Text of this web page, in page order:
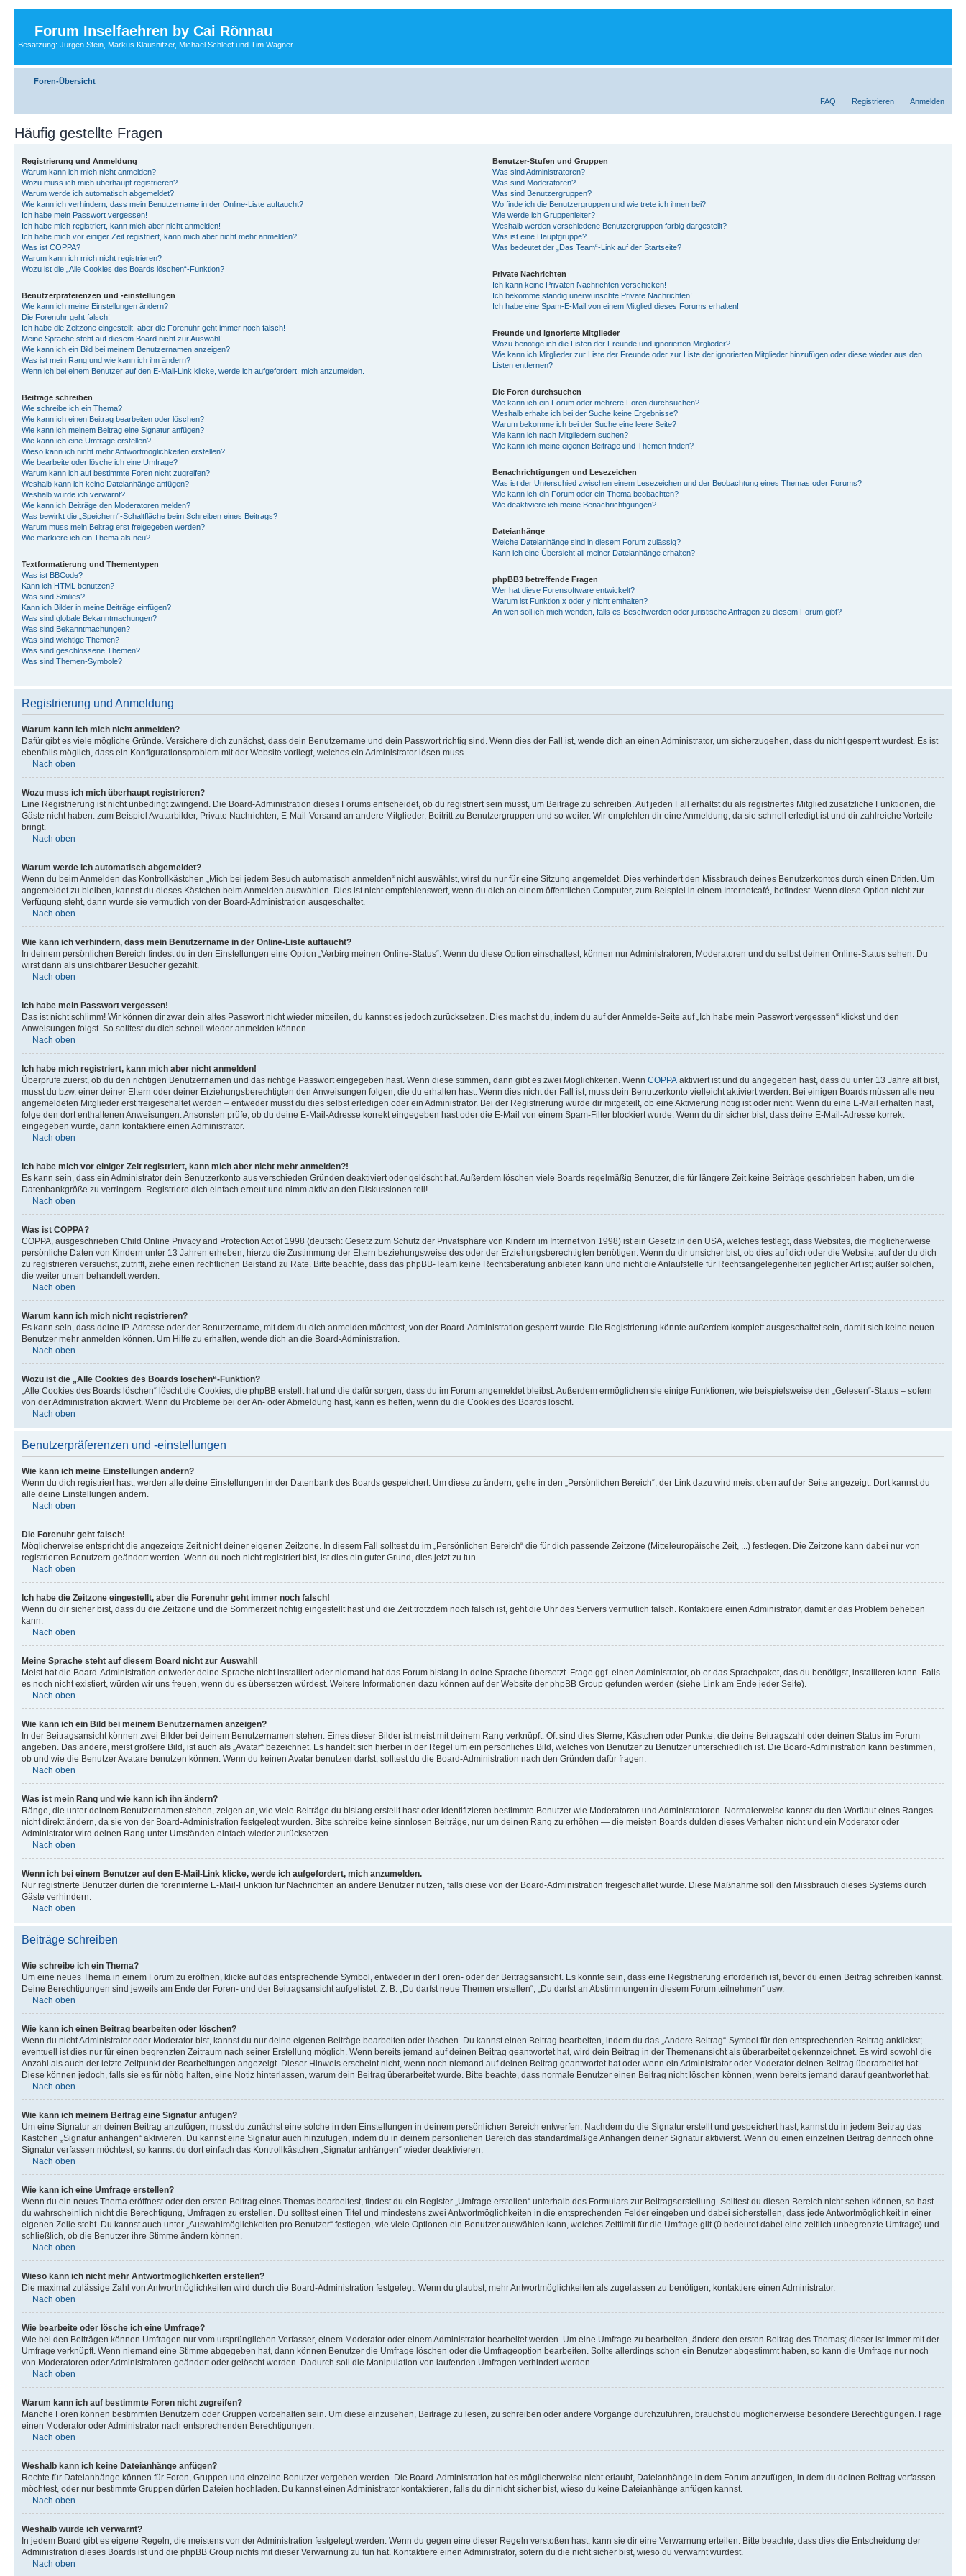
Forum Inselfaehren by Cai Rönnau
Besatzung: Jürgen Stein, Markus Klausnitzer, Michael Schleef und Tim Wagner
Foren-Übersicht
FAQ Registrieren Anmelden
Häufig gestellte Fragen
Registrierung und Anmeldung
Warum kann ich mich nicht anmelden?
Wozu muss ich mich überhaupt registrieren?
Warum werde ich automatisch abgemeldet?
Wie kann ich verhindern, dass mein Benutzername in der Online-Liste auftaucht?
Ich habe mein Passwort vergessen!
Ich habe mich registriert, kann mich aber nicht anmelden!
Ich habe mich vor einiger Zeit registriert, kann mich aber nicht mehr anmelden?!
Was ist COPPA?
Warum kann ich mich nicht registrieren?
Wozu ist die „Alle Cookies des Boards löschen“-Funktion?
Benutzerpräferenzen und -einstellungen
Wie kann ich meine Einstellungen ändern?
Die Forenuhr geht falsch!
Ich habe die Zeitzone eingestellt, aber die Forenuhr geht immer noch falsch!
Meine Sprache steht auf diesem Board nicht zur Auswahl!
Wie kann ich ein Bild bei meinem Benutzernamen anzeigen?
Was ist mein Rang und wie kann ich ihn ändern?
Wenn ich bei einem Benutzer auf den E-Mail-Link klicke, werde ich aufgefordert, mich anzumelden.
Beiträge schreiben
Wie schreibe ich ein Thema?
Wie kann ich einen Beitrag bearbeiten oder löschen?
Wie kann ich meinem Beitrag eine Signatur anfügen?
Wie kann ich eine Umfrage erstellen?
Wieso kann ich nicht mehr Antwortmöglichkeiten erstellen?
Wie bearbeite oder lösche ich eine Umfrage?
Warum kann ich auf bestimmte Foren nicht zugreifen?
Weshalb kann ich keine Dateianhänge anfügen?
Weshalb wurde ich verwarnt?
Wie kann ich Beiträge den Moderatoren melden?
Was bewirkt die „Speichern“-Schaltfläche beim Schreiben eines Beitrags?
Warum muss mein Beitrag erst freigegeben werden?
Wie markiere ich ein Thema als neu?
Textformatierung und Thementypen
Was ist BBCode?
Kann ich HTML benutzen?
Was sind Smilies?
Kann ich Bilder in meine Beiträge einfügen?
Was sind globale Bekanntmachungen?
Was sind Bekanntmachungen?
Was sind wichtige Themen?
Was sind geschlossene Themen?
Was sind Themen-Symbole?
Benutzer-Stufen und Gruppen
Was sind Administratoren?
Was sind Moderatoren?
Was sind Benutzergruppen?
Wo finde ich die Benutzergruppen und wie trete ich ihnen bei?
Wie werde ich Gruppenleiter?
Weshalb werden verschiedene Benutzergruppen farbig dargestellt?
Was ist eine Hauptgruppe?
Was bedeutet der „Das Team“-Link auf der Startseite?
Private Nachrichten
Ich kann keine Privaten Nachrichten verschicken!
Ich bekomme ständig unerwünschte Private Nachrichten!
Ich habe eine Spam-E-Mail von einem Mitglied dieses Forums erhalten!
Freunde und ignorierte Mitglieder
Wozu benötige ich die Listen der Freunde und ignorierten Mitglieder?
Wie kann ich Mitglieder zur Liste der Freunde oder zur Liste der ignorierten Mitglieder hinzufügen oder diese wieder aus den
Listen entfernen?
Die Foren durchsuchen
Wie kann ich ein Forum oder mehrere Foren durchsuchen?
Weshalb erhalte ich bei der Suche keine Ergebnisse?
Warum bekomme ich bei der Suche eine leere Seite?
Wie kann ich nach Mitgliedern suchen?
Wie kann ich meine eigenen Beiträge und Themen finden?
Benachrichtigungen und Lesezeichen
Was ist der Unterschied zwischen einem Lesezeichen und der Beobachtung eines Themas oder Forums?
Wie kann ich ein Forum oder ein Thema beobachten?
Wie deaktiviere ich meine Benachrichtigungen?
Dateianhänge
Welche Dateianhänge sind in diesem Forum zulässig?
Kann ich eine Übersicht all meiner Dateianhänge erhalten?
phpBB3 betreffende Fragen
Wer hat diese Forensoftware entwickelt?
Warum ist Funktion x oder y nicht enthalten?
An wen soll ich mich wenden, falls es Beschwerden oder juristische Anfragen zu diesem Forum gibt?
Registrierung und Anmeldung
Warum kann ich mich nicht anmelden?
Dafür gibt es viele mögliche Gründe. Versichere dich zunächst, dass dein Benutzername und dein Passwort richtig sind. Wenn dies der Fall ist, wende dich an einen Administrator, um sicherzugehen, dass du nicht gesperrt wurdest. Es ist
ebenfalls möglich, dass ein Konfigurationsproblem mit der Website vorliegt, welches ein Administrator lösen muss.
Nach oben
Wozu muss ich mich überhaupt registrieren?
Eine Registrierung ist nicht unbedingt zwingend. Die Board-Administration dieses Forums entscheidet, ob du registriert sein musst, um Beiträge zu schreiben. Auf jeden Fall erhältst du als registriertes Mitglied zusätzliche Funktionen, die
Gäste nicht haben: zum Beispiel Avatarbilder, Private Nachrichten, E-Mail-Versand an andere Mitglieder, Beitritt zu Benutzergruppen und so weiter. Wir empfehlen dir eine Anmeldung, da sie schnell erledigt ist und dir zahlreiche Vorteile
bringt.
Nach oben
Warum werde ich automatisch abgemeldet?
Wenn du beim Anmelden das Kontrollkästchen „Mich bei jedem Besuch automatisch anmelden“ nicht auswählst, wirst du nur für eine Sitzung angemeldet. Dies verhindert den Missbrauch deines Benutzerkontos durch einen Dritten. Um
angemeldet zu bleiben, kannst du dieses Kästchen beim Anmelden auswählen. Dies ist nicht empfehlenswert, wenn du dich an einem öffentlichen Computer, zum Beispiel in einem Internetcafé, befindest. Wenn diese Option nicht zur
Verfügung steht, dann wurde sie vermutlich von der Board-Administration ausgeschaltet.
Nach oben
Wie kann ich verhindern, dass mein Benutzername in der Online-Liste auftaucht?
In deinem persönlichen Bereich findest du in den Einstellungen eine Option „Verbirg meinen Online-Status“. Wenn du diese Option einschaltest, können nur Administratoren, Moderatoren und du selbst deinen Online-Status sehen. Du
wirst dann als unsichtbarer Besucher gezählt.
Nach oben
Ich habe mein Passwort vergessen!
Das ist nicht schlimm! Wir können dir zwar dein altes Passwort nicht wieder mitteilen, du kannst es jedoch zurücksetzen. Dies machst du, indem du auf der Anmelde-Seite auf „Ich habe mein Passwort vergessen“ klickst und den
Anweisungen folgst. So solltest du dich schnell wieder anmelden können.
Nach oben
Ich habe mich registriert, kann mich aber nicht anmelden!
Überprüfe zuerst, ob du den richtigen Benutzernamen und das richtige Passwort eingegeben hast. Wenn diese stimmen, dann gibt es zwei Möglichkeiten. Wenn COPPA aktiviert ist und du angegeben hast, dass du unter 13 Jahre alt bist,
musst du bzw. einer deiner Eltern oder deiner Erziehungsberechtigten den Anweisungen folgen, die du erhalten hast. Wenn dies nicht der Fall ist, muss dein Benutzerkonto vielleicht aktiviert werden. Bei einigen Boards müssen alle neu
angemeldeten Mitglieder erst freigeschaltet werden – entweder musst du dies selbst erledigen oder ein Administrator. Bei der Registrierung wurde dir mitgeteilt, ob eine Aktivierung nötig ist oder nicht. Wenn du eine E-Mail erhalten hast,
folge den dort enthaltenen Anweisungen. Ansonsten prüfe, ob du deine E-Mail-Adresse korrekt eingegeben hast oder die E-Mail von einem Spam-Filter blockiert wurde. Wenn du dir sicher bist, dass deine E-Mail-Adresse korrekt
eingegeben wurde, dann kontaktiere einen Administrator.
Nach oben
Ich habe mich vor einiger Zeit registriert, kann mich aber nicht mehr anmelden?!
Es kann sein, dass ein Administrator dein Benutzerkonto aus verschieden Gründen deaktiviert oder gelöscht hat. Außerdem löschen viele Boards regelmäßig Benutzer, die für längere Zeit keine Beiträge geschrieben haben, um die
Datenbankgröße zu verringern. Registriere dich einfach erneut und nimm aktiv an den Diskussionen teil!
Nach oben
Was ist COPPA?
COPPA, ausgeschrieben Child Online Privacy and Protection Act of 1998 (deutsch: Gesetz zum Schutz der Privatsphäre von Kindern im Internet von 1998) ist ein Gesetz in den USA, welches festlegt, dass Websites, die möglicherweise
persönliche Daten von Kindern unter 13 Jahren erheben, hierzu die Zustimmung der Eltern beziehungsweise des oder der Erziehungsberechtigten benötigen. Wenn du dir unsicher bist, ob dies auf dich oder die Website, auf der du dich
zu registrieren versuchst, zutrifft, ziehe einen rechtlichen Beistand zu Rate. Bitte beachte, dass das phpBB-Team keine Rechtsberatung anbieten kann und nicht die Anlaufstelle für Rechtsangelegenheiten jeglicher Art ist; außer solchen,
die weiter unten behandelt werden.
Nach oben
Warum kann ich mich nicht registrieren?
Es kann sein, dass deine IP-Adresse oder der Benutzername, mit dem du dich anmelden möchtest, von der Board-Administration gesperrt wurde. Die Registrierung könnte außerdem komplett ausgeschaltet sein, damit sich keine neuen
Benutzer mehr anmelden können. Um Hilfe zu erhalten, wende dich an die Board-Administration.
Nach oben
Wozu ist die „Alle Cookies des Boards löschen“-Funktion?
„Alle Cookies des Boards löschen“ löscht die Cookies, die phpBB erstellt hat und die dafür sorgen, dass du im Forum angemeldet bleibst. Außerdem ermöglichen sie einige Funktionen, wie beispielsweise den „Gelesen“-Status – sofern
von der Administration aktiviert. Wenn du Probleme bei der An- oder Abmeldung hast, kann es helfen, wenn du die Cookies des Boards löscht.
Nach oben
Benutzerpräferenzen und -einstellungen
Wie kann ich meine Einstellungen ändern?
Wenn du dich registriert hast, werden alle deine Einstellungen in der Datenbank des Boards gespeichert. Um diese zu ändern, gehe in den „Persönlichen Bereich“; der Link dazu wird meist oben auf der Seite angezeigt. Dort kannst du
alle deine Einstellungen ändern.
Nach oben
Die Forenuhr geht falsch!
Möglicherweise entspricht die angezeigte Zeit nicht deiner eigenen Zeitzone. In diesem Fall solltest du im „Persönlichen Bereich“ die für dich passende Zeitzone (Mitteleuropäische Zeit, ...) festlegen. Die Zeitzone kann dabei nur von
registrierten Benutzern geändert werden. Wenn du noch nicht registriert bist, ist dies ein guter Grund, dies jetzt zu tun.
Nach oben
Ich habe die Zeitzone eingestellt, aber die Forenuhr geht immer noch falsch!
Wenn du dir sicher bist, dass du die Zeitzone und die Sommerzeit richtig eingestellt hast und die Zeit trotzdem noch falsch ist, geht die Uhr des Servers vermutlich falsch. Kontaktiere einen Administrator, damit er das Problem beheben
kann.
Nach oben
Meine Sprache steht auf diesem Board nicht zur Auswahl!
Meist hat die Board-Administration entweder deine Sprache nicht installiert oder niemand hat das Forum bislang in deine Sprache übersetzt. Frage ggf. einen Administrator, ob er das Sprachpaket, das du benötigst, installieren kann. Falls
es noch nicht existiert, würden wir uns freuen, wenn du es übersetzen würdest. Weitere Informationen dazu können auf der Website der phpBB Group gefunden werden (siehe Link am Ende jeder Seite).
Nach oben
Wie kann ich ein Bild bei meinem Benutzernamen anzeigen?
In der Beitragsansicht können zwei Bilder bei deinem Benutzernamen stehen. Eines dieser Bilder ist meist mit deinem Rang verknüpft: Oft sind dies Sterne, Kästchen oder Punkte, die deine Beitragszahl oder deinen Status im Forum
angeben. Das andere, meist größere Bild, ist auch als „Avatar“ bezeichnet. Es handelt sich hierbei in der Regel um ein persönliches Bild, welches von Benutzer zu Benutzer unterschiedlich ist. Die Board-Administration kann bestimmen,
ob und wie die Benutzer Avatare benutzen können. Wenn du keinen Avatar benutzen darfst, solltest du die Board-Administration nach den Gründen dafür fragen.
Nach oben
Was ist mein Rang und wie kann ich ihn ändern?
Ränge, die unter deinem Benutzernamen stehen, zeigen an, wie viele Beiträge du bislang erstellt hast oder identifizieren bestimmte Benutzer wie Moderatoren und Administratoren. Normalerweise kannst du den Wortlaut eines Ranges
nicht direkt ändern, da sie von der Board-Administration festgelegt wurden. Bitte schreibe keine sinnlosen Beiträge, nur um deinen Rang zu erhöhen — die meisten Boards dulden dieses Verhalten nicht und ein Moderator oder
Administrator wird deinen Rang unter Umständen einfach wieder zurücksetzen.
Nach oben
Wenn ich bei einem Benutzer auf den E-Mail-Link klicke, werde ich aufgefordert, mich anzumelden.
Nur registrierte Benutzer dürfen die foreninterne E-Mail-Funktion für Nachrichten an andere Benutzer nutzen, falls diese von der Board-Administration freigeschaltet wurde. Diese Maßnahme soll den Missbrauch dieses Systems durch
Gäste verhindern.
Nach oben
Beiträge schreiben
Wie schreibe ich ein Thema?
Um eine neues Thema in einem Forum zu eröffnen, klicke auf das entsprechende Symbol, entweder in der Foren- oder der Beitragsansicht. Es könnte sein, dass eine Registrierung erforderlich ist, bevor du einen Beitrag schreiben kannst.
Deine Berechtigungen sind jeweils am Ende der Foren- und der Beitragsansicht aufgelistet. Z. B. „Du darfst neue Themen erstellen“, „Du darfst an Abstimmungen in diesem Forum teilnehmen“ usw.
Nach oben
Wie kann ich einen Beitrag bearbeiten oder löschen?
Wenn du nicht Administrator oder Moderator bist, kannst du nur deine eigenen Beiträge bearbeiten oder löschen. Du kannst einen Beitrag bearbeiten, indem du das „Ändere Beitrag“-Symbol für den entsprechenden Beitrag anklickst;
eventuell ist dies nur für einen begrenzten Zeitraum nach seiner Erstellung möglich. Wenn bereits jemand auf deinen Beitrag geantwortet hat, wird dein Beitrag in der Themenansicht als überarbeitet gekennzeichnet. Es wird sowohl die
Anzahl als auch der letzte Zeitpunkt der Bearbeitungen angezeigt. Dieser Hinweis erscheint nicht, wenn noch niemand auf deinen Beitrag geantwortet hat oder wenn ein Administrator oder Moderator deinen Beitrag überarbeitet hat.
Diese können jedoch, falls sie es für nötig halten, eine Notiz hinterlassen, warum dein Beitrag überarbeitet wurde. Bitte beachte, dass normale Benutzer einen Beitrag nicht löschen können, wenn bereits jemand darauf geantwortet hat.
Nach oben
Wie kann ich meinem Beitrag eine Signatur anfügen?
Um eine Signatur an deinen Beitrag anzufügen, musst du zunächst eine solche in den Einstellungen in deinem persönlichen Bereich entwerfen. Nachdem du die Signatur erstellt und gespeichert hast, kannst du in jedem Beitrag das
Kästchen „Signatur anhängen“ aktivieren. Du kannst eine Signatur auch hinzufügen, indem du in deinem persönlichen Bereich das standardmäßige Anhängen deiner Signatur aktivierst. Wenn du einen einzelnen Beitrag dennoch ohne
Signatur verfassen möchtest, so kannst du dort einfach das Kontrollkästchen „Signatur anhängen“ wieder deaktivieren.
Nach oben
Wie kann ich eine Umfrage erstellen?
Wenn du ein neues Thema eröffnest oder den ersten Beitrag eines Themas bearbeitest, findest du ein Register „Umfrage erstellen“ unterhalb des Formulars zur Beitragserstellung. Solltest du diesen Bereich nicht sehen können, so hast
du wahrscheinlich nicht die Berechtigung, Umfragen zu erstellen. Du solltest einen Titel und mindestens zwei Antwortmöglichkeiten in die entsprechenden Felder eingeben und dabei sicherstellen, dass jede Antwortmöglichkeit in einer
eigenen Zeile steht. Du kannst auch unter „Auswahlmöglichkeiten pro Benutzer“ festlegen, wie viele Optionen ein Benutzer auswählen kann, welches Zeitlimit für die Umfrage gilt (0 bedeutet dabei eine zeitlich unbegrenzte Umfrage) und
schließlich, ob die Benutzer ihre Stimme ändern können.
Nach oben
Wieso kann ich nicht mehr Antwortmöglichkeiten erstellen?
Die maximal zulässige Zahl von Antwortmöglichkeiten wird durch die Board-Administration festgelegt. Wenn du glaubst, mehr Antwortmöglichkeiten als zugelassen zu benötigen, kontaktiere einen Administrator.
Nach oben
Wie bearbeite oder lösche ich eine Umfrage?
Wie bei den Beiträgen können Umfragen nur vom ursprünglichen Verfasser, einem Moderator oder einem Administrator bearbeitet werden. Um eine Umfrage zu bearbeiten, ändere den ersten Beitrag des Themas; dieser ist immer mit der
Umfrage verknüpft. Wenn niemand eine Stimme abgegeben hat, dann können Benutzer die Umfrage löschen oder die Umfrageoption bearbeiten. Sollte allerdings schon ein Benutzer abgestimmt haben, so kann die Umfrage nur noch
von Moderatoren oder Administratoren geändert oder gelöscht werden. Dadurch soll die Manipulation von laufenden Umfragen verhindert werden.
Nach oben
Warum kann ich auf bestimmte Foren nicht zugreifen?
Manche Foren können bestimmten Benutzern oder Gruppen vorbehalten sein. Um diese einzusehen, Beiträge zu lesen, zu schreiben oder andere Vorgänge durchzuführen, brauchst du möglicherweise besondere Berechtigungen. Frage
einen Moderator oder Administrator nach entsprechenden Berechtigungen.
Nach oben
Weshalb kann ich keine Dateianhänge anfügen?
Rechte für Dateianhänge können für Foren, Gruppen und einzelne Benutzer vergeben werden. Die Board-Administration hat es möglicherweise nicht erlaubt, Dateianhänge in dem Forum anzufügen, in dem du deinen Beitrag verfassen
möchtest, oder nur bestimmte Gruppen dürfen Dateien hochladen. Du kannst einen Administrator kontaktieren, falls du dir nicht sicher bist, wieso du keine Dateianhänge anfügen kannst.
Nach oben
Weshalb wurde ich verwarnt?
In jedem Board gibt es eigene Regeln, die meistens von der Administration festgelegt werden. Wenn du gegen eine dieser Regeln verstoßen hast, kann sie dir eine Verwarnung erteilen. Bitte beachte, dass dies die Entscheidung der
Administration dieses Boards ist und die phpBB Group nichts mit dieser Verwarnung zu tun hat. Kontaktiere einen Administrator, sofern du die nicht sicher bist, wieso du verwarnt wurdest.
Nach oben